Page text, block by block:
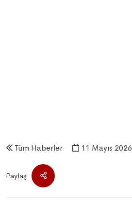
Tüm Haberler 11 Mayıs 2026
Paylaş